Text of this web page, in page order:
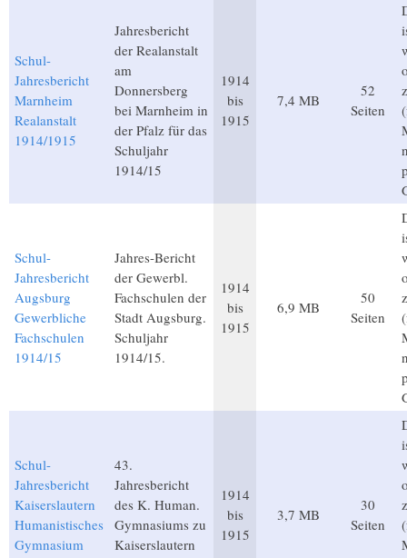
Schul-
Jahresbericht
Marnheim
Realanstalt
1914/1915
Jahresbericht
der Realanstalt
am
Donnersberg
bei Marnheim in
der Pfalz für das
Schuljahr
1914/15
1914
bis
1915
7,4 MB
52
Seiten
Schul-
Jahresbericht
Augsburg
Gewerbliche
Fachschulen
1914/15
Jahres-Bericht
der Gewerbl.
Fachschulen der
Stadt Augsburg.
Schuljahr
1914/15.
1914
bis
1915
6,9 MB
50
Seiten
Schul-
Jahresbericht
Kaiserslautern
Humanistisches
Gymnasium
43.
Jahresbericht
des K. Human.
Gymnasiums zu
Kaiserslautern
1914
bis
1915
3,7 MB
30
Seiten